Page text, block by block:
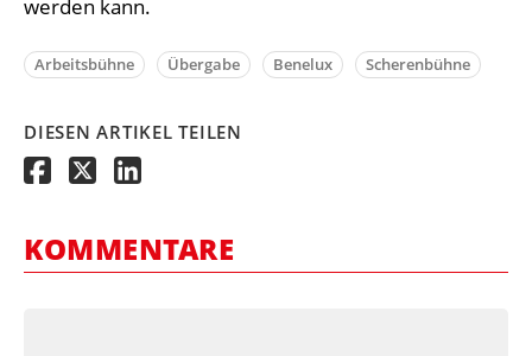
werden kann.
Arbeitsbühne Übergabe Benelux Scherenbühne
DIESEN ARTIKEL TEILEN
KOMMENTARE